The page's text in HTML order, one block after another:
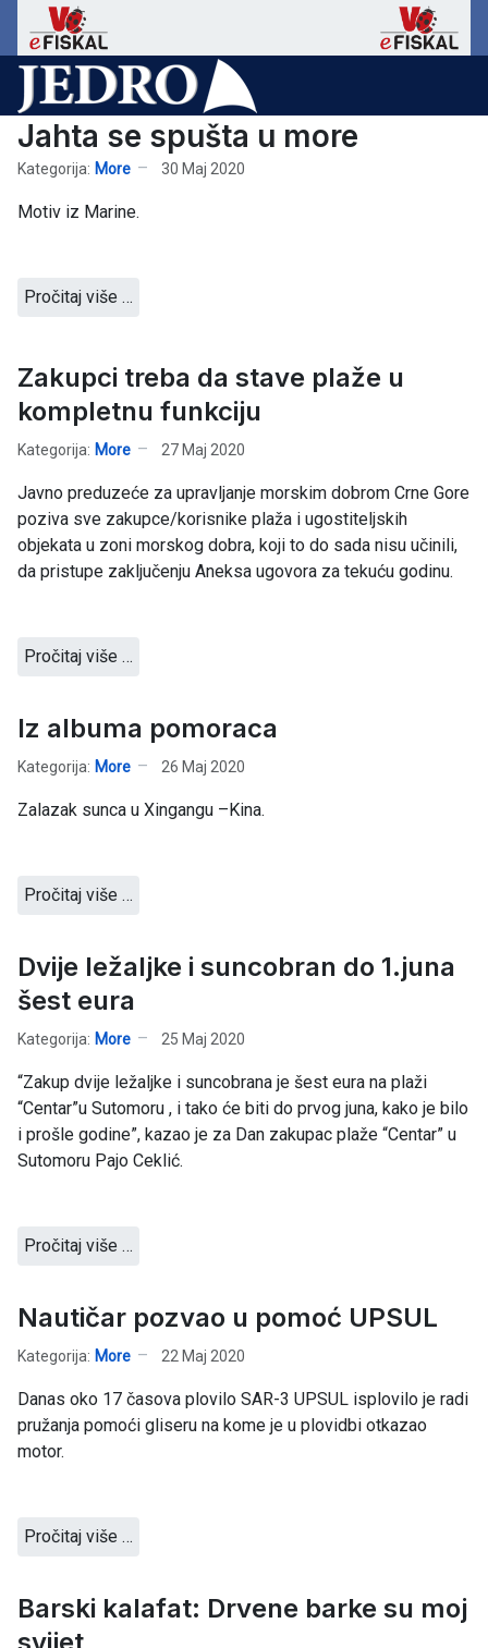
Jahta se spušta u more
Kategorija: More 30 Maj 2020
Motiv iz Marine.
Pročitaj više …
Zakupci treba da stave plaže u
kompletnu funkciju
Kategorija: More 27 Maj 2020
Javno preduzeće za upravljanje morskim dobrom Crne Gore
poziva sve zakupce/korisnike plaža i ugostiteljskih
objekata u zoni morskog dobra, koji to do sada nisu učinili,
da pristupe zaključenju Aneksa ugovora za tekuću godinu.
Pročitaj više …
Iz albuma pomoraca
Kategorija: More 26 Maj 2020
Zalazak sunca u Xingangu –Kina.
Pročitaj više …
Dvije ležaljke i suncobran do 1.juna
šest eura
Kategorija: More 25 Maj 2020
“Zakup dvije ležaljke i suncobrana je šest eura na plaži
“Centar”u Sutomoru , i tako će biti do prvog juna, kako je bilo
i prošle godine”, kazao je za Dan zakupac plaže “Centar” u
Sutomoru Pajo Ceklić.
Pročitaj više …
Nautičar pozvao u pomoć UPSUL
Kategorija: More 22 Maj 2020
Danas oko 17 časova plovilo SAR-3 UPSUL isplovilo je radi
pružanja pomoći gliseru na kome je u plovidbi otkazao
motor.
Pročitaj više …
Barski kalafat: Drvene barke su moj